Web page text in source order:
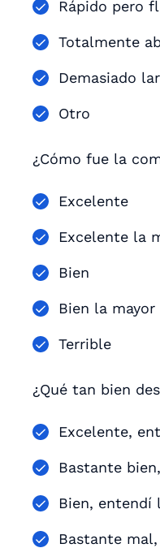
Rápido pero
Totalmente
Demasiado
Otro
¿Cómo fue la
Excelente
Excelente la
Bien
Bien la
Terrible
¿Qué tan bien
Excelente,
Bastante
Bien, entendí
Bastante